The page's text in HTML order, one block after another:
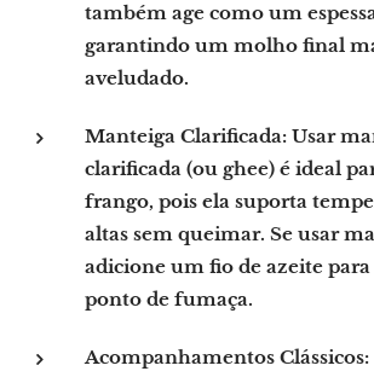
também age como um
garantindo um molho final
aveludado.
Manteiga Clarificada: Usar
clarificada (ou ghee) é ideal
frango, pois ela suporta
altas sem queimar. Se usar
adicione um fio de azeite
ponto de fumaça.
Acompanhamentos Clássicos: